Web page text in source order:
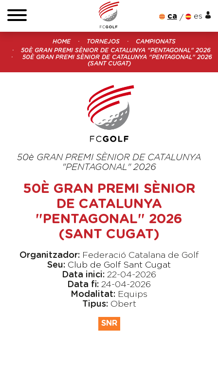
ca es
HOME TORNEJOS
CAMPIONATS
50È GRAN PREMI SÈNIOR DE CATALUNYA "PENTAGONAL" 2026
50È GRAN PREMI SÈNIOR DE CATALUNYA "PENTAGONAL" 2026
(SANT CUGAT)
50è GRAN PREMI SÈNIOR DE CATALUNYA
"PENTAGONAL" 2026
50È GRAN PREMI SÈNIOR
DE CATALUNYA
"PENTAGONAL" 2026
(SANT CUGAT)
Organitzador: Federació Catalana de Golf
Seu: Club de Golf Sant Cugat
Data inici: 22-04-2026
Data fi: 24-04-2026
Modalitat: Equips
Tipus: Obert
SNR